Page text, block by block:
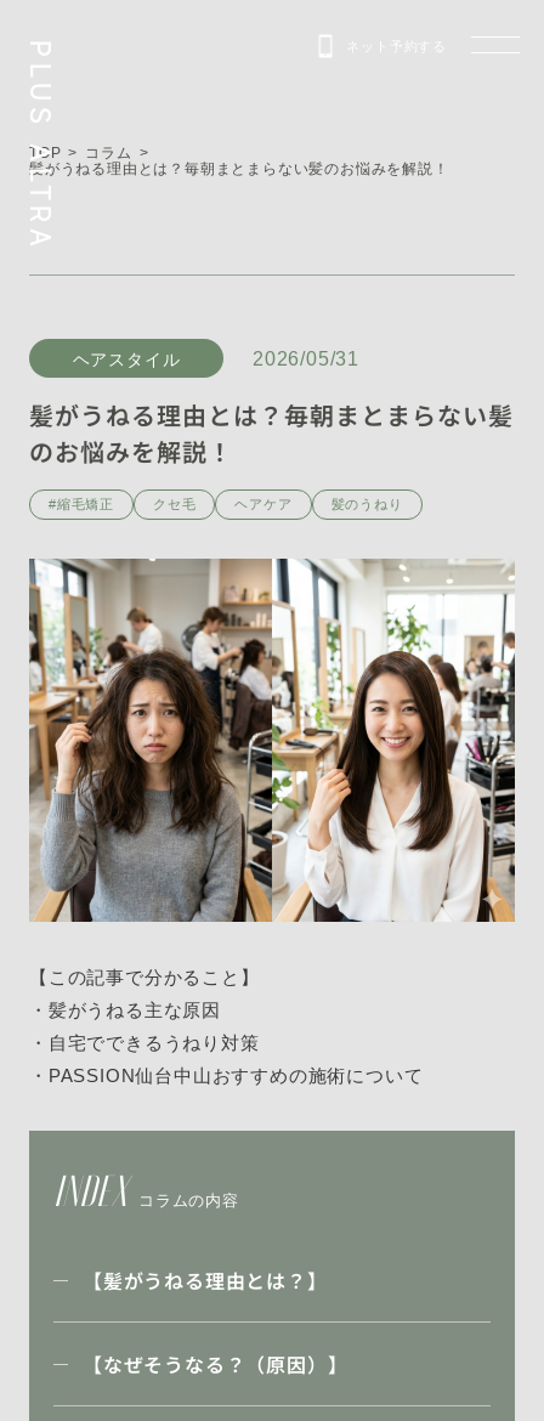
PLUS ALTRA ネット予約する
TOP
コラム
髪がうねる理由とは？毎朝まとまらない髪のお悩みを解説！
ヘアスタイル 2026/05/31
髪がうねる理由とは？毎朝まとまらない髪
のお悩みを解説！
#縮毛矯正 クセ毛 ヘアケア 髪のうねり
【この記事で分かること】
・髪がうねる主な原因
・自宅でできるうねり対策
・PASSION仙台中山おすすめの施術について
INDEX コラムの内容
【髪がうねる理由とは？】
【なぜそうなる？（原因）】